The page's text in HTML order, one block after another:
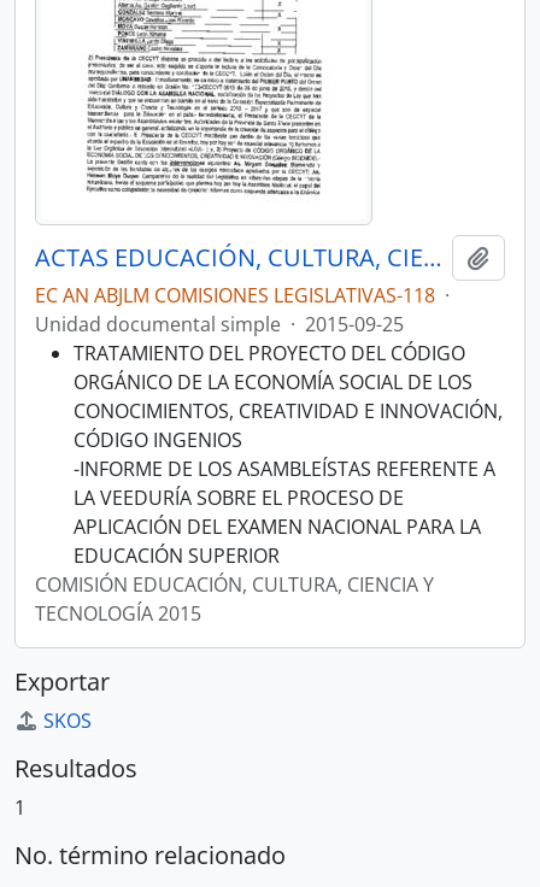
ACTAS EDUCACIÓN, CULTURA, CIENCIA Y TECNOLOGÍA 2015
EC AN ABJLM COMISIONES LEGISLATIVAS-118 ·
Unidad documental simple · 2015-09-25
TRATAMIENTO DEL PROYECTO DEL CÓDIGO
ORGÁNICO DE LA ECONOMÍA SOCIAL DE LOS
CONOCIMIENTOS, CREATIVIDAD E INNOVACIÓN,
CÓDIGO INGENIOS
-INFORME DE LOS ASAMBLEÍSTAS REFERENTE A
LA VEEDURÍA SOBRE EL PROCESO DE
APLICACIÓN DEL EXAMEN NACIONAL PARA LA
EDUCACIÓN SUPERIOR
COMISIÓN EDUCACIÓN, CULTURA, CIENCIA Y
TECNOLOGÍA 2015
Exportar
SKOS
Resultados
1
No. término relacionado